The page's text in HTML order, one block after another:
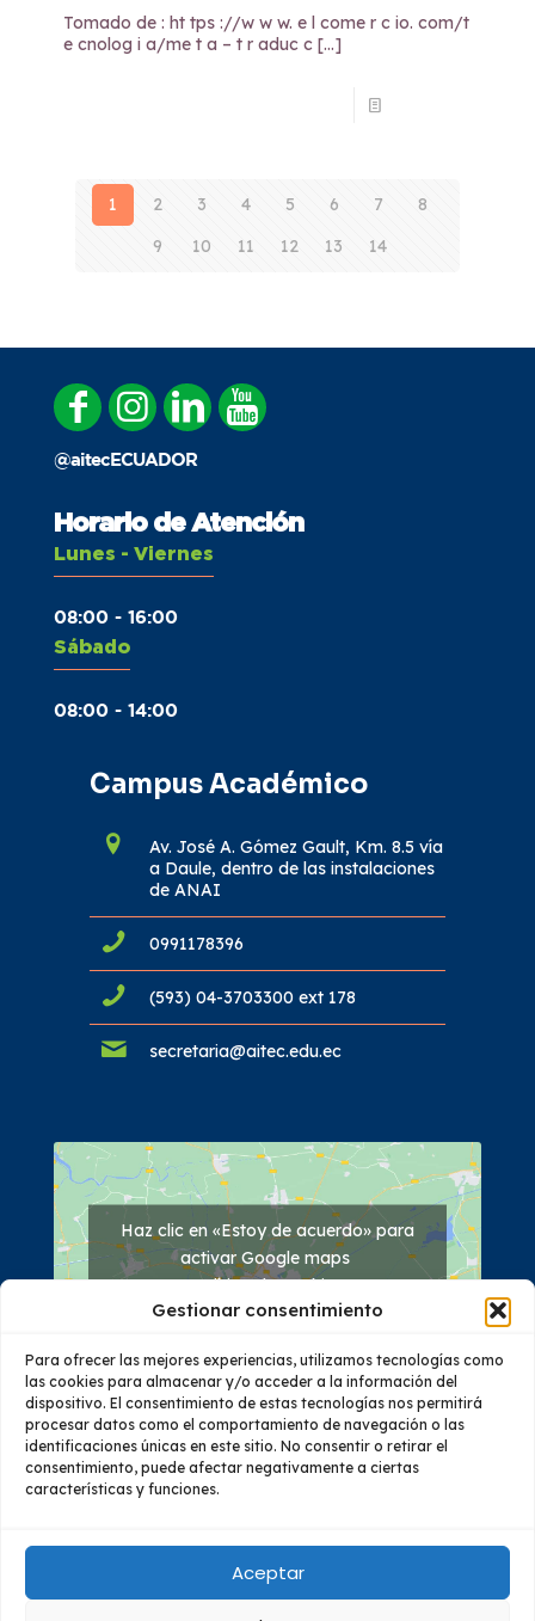
Gestionar consentimiento
Para ofrecer las mejores experiencias, utilizamos tecnologías como
las cookies para almacenar y/o acceder a la información del
dispositivo. El consentimiento de estas tecnologías nos permitirá
procesar datos como el comportamiento de navegación o las
identificaciones únicas en este sitio. No consentir o retirar el
consentimiento, puede afectar negativamente a ciertas
características y funciones.
Aceptar
Tomado de : ht tps ://w w w. e l come r c io. com/t
e cnolog i a/me t a – t r aduc c […]
1 2 3 4 5 6 7
8
9
10 11 12 13 14
@aitecECUADOR
Horario de Atención
Lunes - Viernes
08:00 - 16:00
Sábado
08:00 - 14:00
Campus Académico
Av. José A. Gómez Gault, Km. 8.5 vía
a Daule, dentro de las instalaciones
de ANAI
0991178396
(593) 04-3703300 ext 178
secretaria@aitec.edu.ec
Haz clic en «Estoy de acuerdo» para
activar Google maps
Política de cookies
Educación Continua